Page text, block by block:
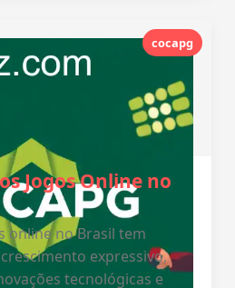
cocapg
Jogos Online no
online no Brasil tem
expressivo,
tecnológicas e